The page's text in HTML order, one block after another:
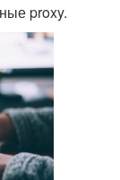
proxy.